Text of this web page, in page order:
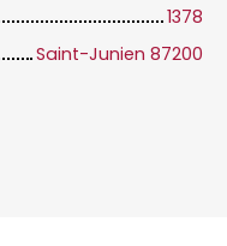
1378
Saint-Junien 87200